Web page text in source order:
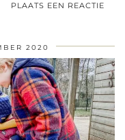
PLAATS EEN REACTIE
2020